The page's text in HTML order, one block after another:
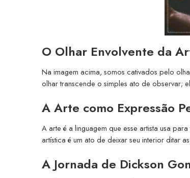
O Olhar Envolvente da
Na imagem acima, somos cativados pelo
olhar transcende o simples ato de observar;
A Arte como Expressão
A arte é a linguagem que esse artista usa
artística é um ato de deixar seu interior ditar
A Jornada de Dickson